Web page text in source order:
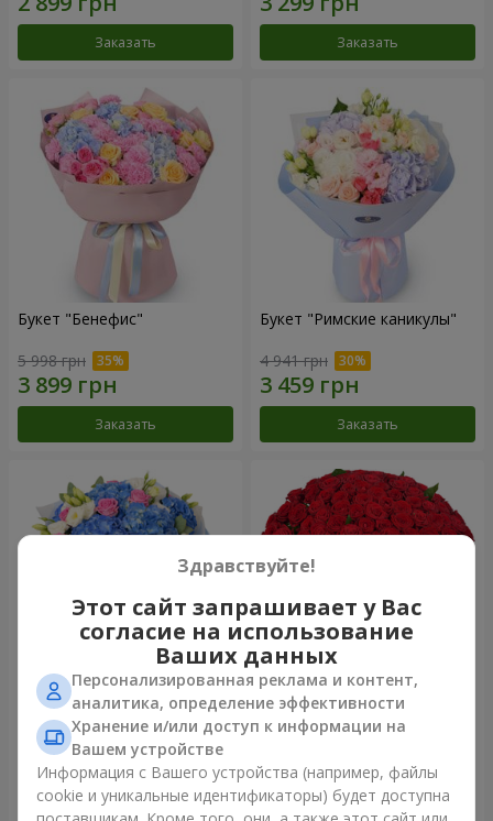
Заказать Заказать
Букет "Бенефис"
5 998 грн
Заказать
Букет "Римские каникулы"
4 941 грн
Заказать
Букет "Небесная акварель"
7 832 грн
Заказать
101 красная роза
Заказать
Здравствуйте!
Этот сайт запрашивает у Вас
согласие на использование
Ваших данных
Персонализированная реклама и контент,
аналитика, определение эффективности
Хранение и/или доступ к информации на
Вашем устройстве
Информация с Вашего устройства (например, файлы
cookie и уникальные идентификаторы) будет доступна